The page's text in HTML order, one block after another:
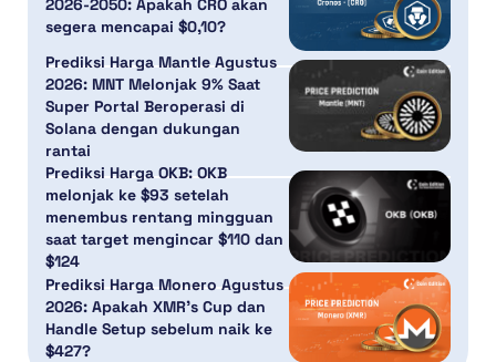
2026-2050: Apakah CRO akan
segera mencapai $0,10?
Prediksi Harga Mantle Agustus
2026: MNT Melonjak 9% Saat
Super Portal Beroperasi di
Solana dengan dukungan
rantai
Prediksi Harga OKB: OKB
melonjak ke $93 setelah
menembus rentang mingguan
saat target mengincar $110 dan
$124
Prediksi Harga Monero Agustus
2026: Apakah XMR’s Cup dan
Handle Setup sebelum naik ke
$427?